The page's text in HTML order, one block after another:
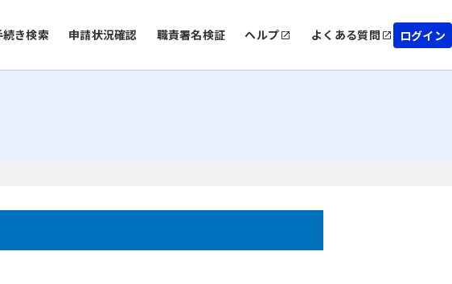
続き検索 申請状況確認 職責署名検証 ヘルプ よくある質問 ログイン